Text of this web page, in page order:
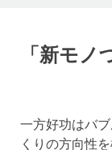
「新モノ
一方好功はバ
くりの方向性